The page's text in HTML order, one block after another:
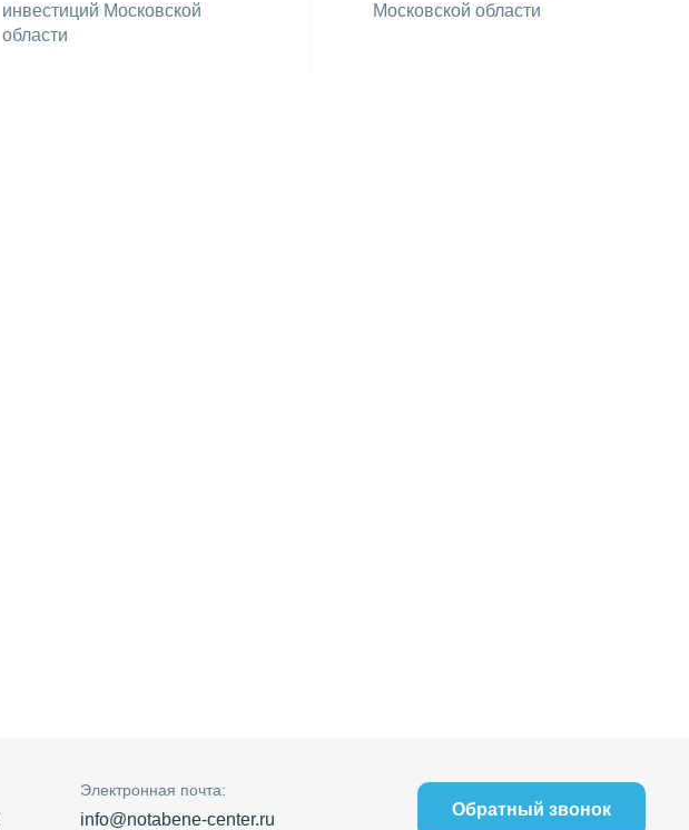
инвестиций Московской
области
Московской области
Электронная почта:
info@notabene-center.ru
Обратный звонок